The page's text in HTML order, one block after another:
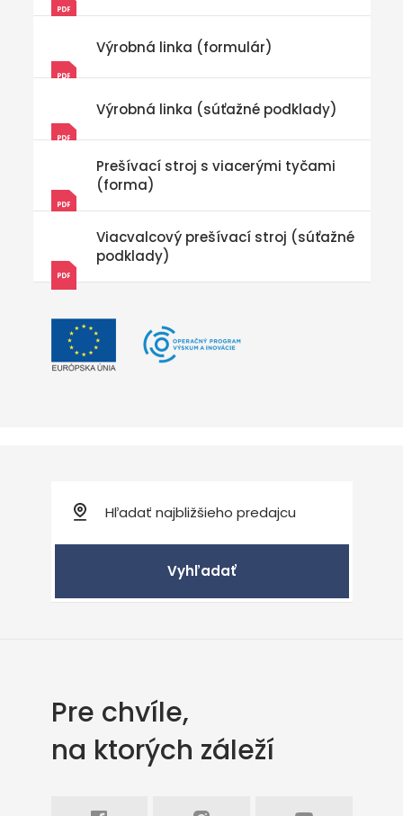
Výrobná linka (formulár)
Výrobná linka (súťažné podklady)
Prešívací stroj s viacerými tyčami
(forma)
Viacvalcový prešívací stroj (súťažné
podklady)
Vyhľadať
Pre chvíle,
na ktorých záleží